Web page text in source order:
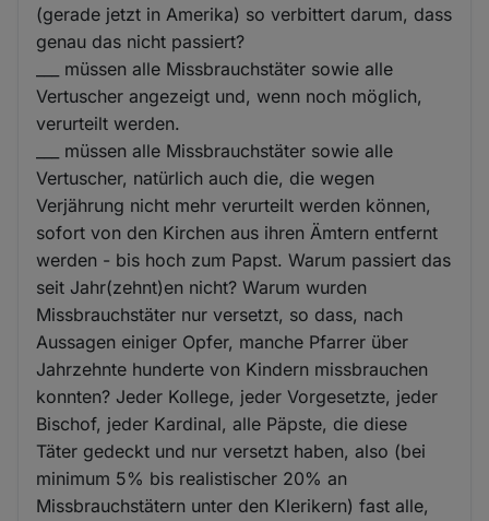
(gerade jetzt in Amerika) so verbittert darum, dass
genau das nicht passiert?
___ müssen alle Missbrauchstäter sowie alle
Vertuscher angezeigt und, wenn noch möglich,
verurteilt werden.
___ müssen alle Missbrauchstäter sowie alle
Vertuscher, natürlich auch die, die wegen
Verjährung nicht mehr verurteilt werden können,
sofort von den Kirchen aus ihren Ämtern entfernt
werden - bis hoch zum Papst. Warum passiert das
seit Jahr(zehnt)en nicht? Warum wurden
Missbrauchstäter nur versetzt, so dass, nach
Aussagen einiger Opfer, manche Pfarrer über
Jahrzehnte hunderte von Kindern missbrauchen
konnten? Jeder Kollege, jeder Vorgesetzte, jeder
Bischof, jeder Kardinal, alle Päpste, die diese
Täter gedeckt und nur versetzt haben, also (bei
minimum 5% bis realistischer 20% an
Missbrauchstätern unter den Klerikern) fast alle,